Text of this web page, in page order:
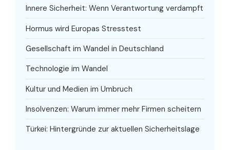
Innere Sicherheit: Wenn Verantwortung verdampft
Hormus wird Europas Stresstest
Gesellschaft im Wandel in Deutschland
Technologie im Wandel
Kultur und Medien im Umbruch
Insolvenzen: Warum immer mehr Firmen scheitern
Türkei: Hintergründe zur aktuellen Sicherheitslage